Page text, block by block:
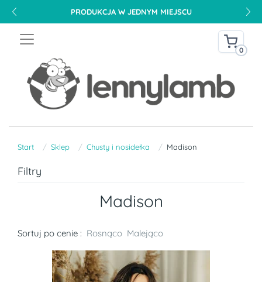
PRODUKCJA W JEDNYM MIEJSCU
0
Start Sklep Chusty i nosidełka Madison
Filtry
Madison
Sortuj po cenie : Rosnąco Malejąco